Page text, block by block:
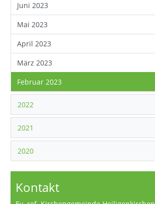
Juni 2023
Mai 2023
April 2023
März 2023
Februar 2023
2022
2021
2020
Kontakt